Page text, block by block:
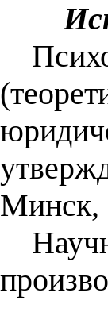
Минск,